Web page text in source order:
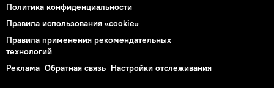
Политика конфиденциальности
Правила использования «cookie»
Правила применения рекомендательных
технологий
Реклама Обратная связь Настройки отслеживания